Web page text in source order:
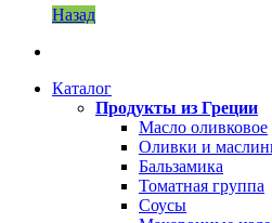
Назад
Каталог
Продукты из Греции
Масло оливковое
Оливки и
Бальзамика
Томатная группа
Соусы